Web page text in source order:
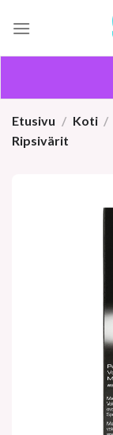
Etusivu / Koti /
Ripsivärit